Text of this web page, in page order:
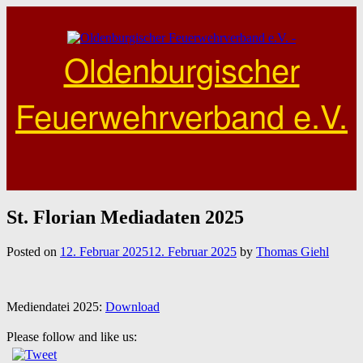
Oldenburgischer
Feuerwehrverband e.V.
St. Florian Mediadaten 2025
Posted on 12. Februar 202512. Februar 2025 by Thomas Giehl
Mediendatei 2025: Download
Please follow and like us: